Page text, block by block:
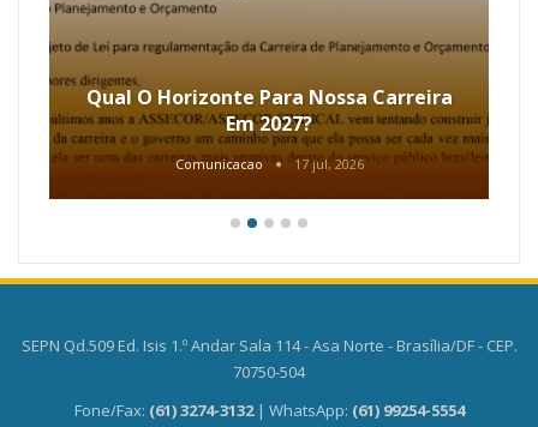
Qual O Horizonte Para Nossa Carreira
Em 2027?
Comunicacao 17 jul, 2026
SEPN Qd.509 Ed. Isis 1.º Andar Sala 114 - Asa Norte - Brasília/DF - CEP.
70750-504
Fone/Fax: (61) 3274-3132 | WhatsApp: (61) 99254-5554